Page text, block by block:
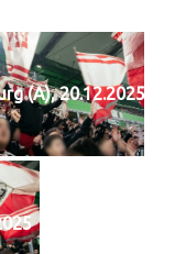
(A), 20.12.2025